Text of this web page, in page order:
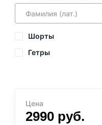
Шорты
Гетры
Цена
2990 руб.